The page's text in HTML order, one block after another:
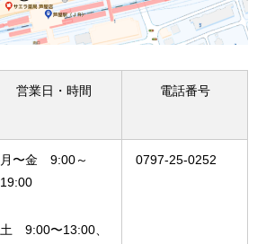
営業日・時間 電話番号
月〜金 9:00～
19:00
土 9:00〜13:00、
0797-25-0252